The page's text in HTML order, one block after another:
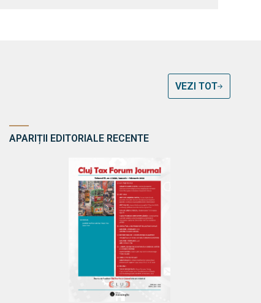
VEZI TOT
APARIȚII EDITORIALE RECENTE